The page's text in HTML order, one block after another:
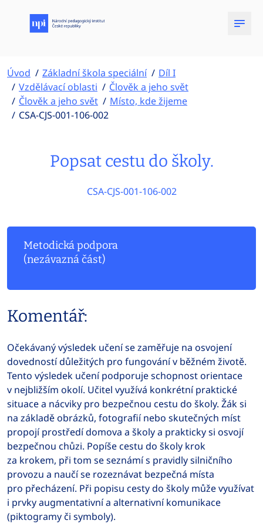
Úvod Základní škola speciální
Díl I
Vzdělávací oblasti
Člověk a jeho svět
Člověk a jeho svět
Místo, kde žijeme
CSA-CJS-001-106-002
Popsat cestu do školy.
CSA-CJS-001-106-002
Metodická podpora
(nezávazná část)
Komentář:
Očekávaný výsledek učení se zaměřuje na osvojení
dovedností důležitých pro fungování v běžném životě.
Tento výsledek učení podporuje schopnost orientace
v nejbližším okolí. Učitel využívá konkrétní praktické
situace a nácviky pro bezpečnou cestu do školy. Žák si
na základě obrázků, fotografií nebo skutečných míst
propojí prostředí domova a školy a prakticky si osvojí
bezpečnou chůzi. Popíše cestu do školy krok
za krokem, při tom se seznámí s pravidly silničního
provozu a naučí se rozeznávat bezpečná místa
pro přecházení. Při popisu cesty do školy může využívat
i prvky augmentativní a alternativní komunikace
(piktogramy či symboly).